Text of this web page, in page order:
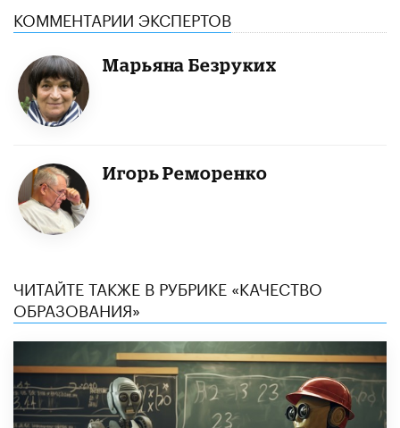
КОММЕНТАРИИ ЭКСПЕРТОВ
Марьяна Безруких
Игорь Реморенко
ЧИТАЙТЕ ТАКЖЕ В РУБРИКЕ «КАЧЕСТВО
ОБРАЗОВАНИЯ»